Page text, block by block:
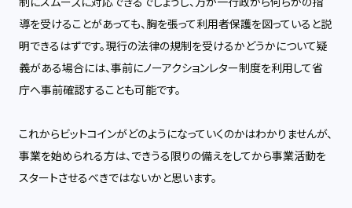
導を受けることがあっても、胸を張って利用者保護を図っていると説
明できるはずです。現行の法律の規制を受けるかどうかについて疑
義がある場合には、事前にノーアクションレター制度を利用して省
庁へ事前確認することも可能です。
これからビットコインがどのようになっていくのかはわかりませんが、
事業を始められる方は、できうる限りの備えをしてから事業活動を
スタートさせるべきではないかと思います。